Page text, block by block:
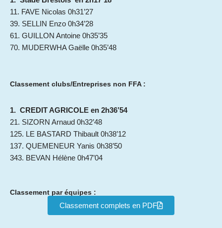
11. FAVE Nicolas 0h31’27
39. SELLIN Enzo 0h34’28
61. GUILLON Antoine 0h35’35
70. MUDERWHA Gaëlle 0h35’48
Classement clubs/Entreprises non FFA :
1. CREDIT AGRICOLE en 2h36’54
21. SIZORN Arnaud 0h32’48
125. LE BASTARD Thibault 0h38’12
137. QUEMENEUR Yanis 0h38’50
343. BEVAN Hélène 0h47’04
Classement par équipes :
Classement complets en PDF